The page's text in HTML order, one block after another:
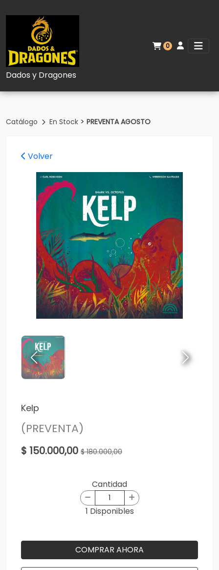
Dados y Dragones
0
Catálogo En Stock > PREVENTA AGOSTO
Volver
Kelp
(PREVENTA)
$ 150.000,00 $ 180.000,00
Cantidad
1 Disponibles
COMPRAR AHORA